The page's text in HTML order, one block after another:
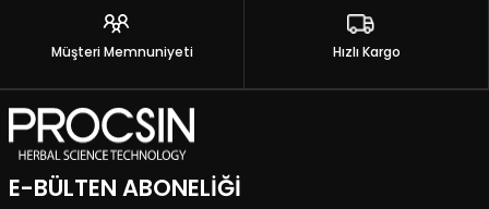
Müşteri Memnuniyeti Hızlı Kargo
E-BÜLTEN ABONELIĞI